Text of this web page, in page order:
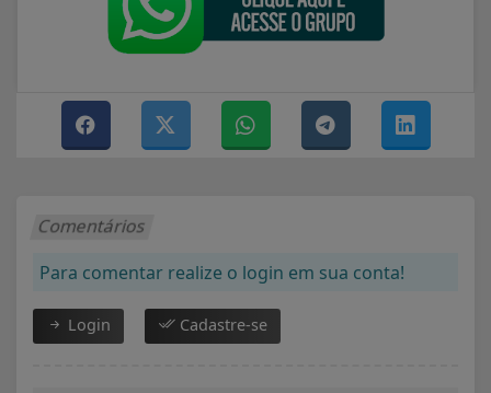
Comentários
Para comentar realize o login em sua conta!
Login Cadastre-se